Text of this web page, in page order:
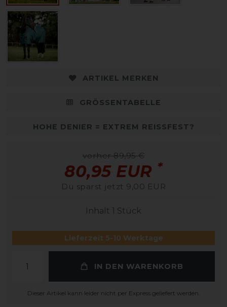
ARTIKEL MERKEN
GRÖSSENTABELLE
HOHE DENIER = EXTREM REISSFEST?
vorher 89,95 €
80,95 EUR *
Du sparst jetzt 9,00 EUR
Inhalt 1 Stück
Lieferzeit 5-10 Werktage
IN DEN WARENKORB
Dieser Artikel kann leider nicht per Express geliefert werden.